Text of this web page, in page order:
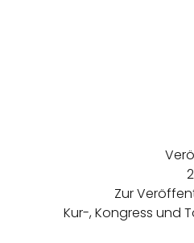
Zur
Kur-, Kongress und